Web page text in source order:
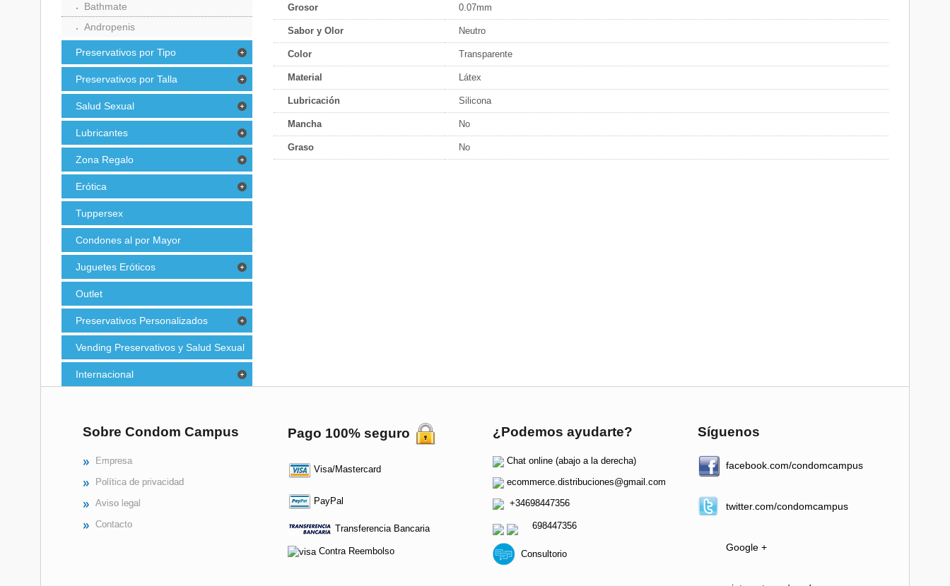
Bathmate
Andropenis
Preservativos por Tipo
Preservativos por Talla
Salud Sexual
Lubricantes
Zona Regalo
Erótica
Tuppersex
Condones al por Mayor
Juguetes Eróticos
Outlet
Preservativos Personalizados
Vending Preservativos y Salud Sexual
Internacional
Grosor 0.07mm
Sabor y Olor Neutro
Color Transparente
Material Látex
Lubricación Silicona
Mancha No
Graso No
Sobre Condom Campus
Empresa
Política de privacidad
Aviso legal
Contacto
Pago 100% seguro
Visa/Mastercard
PayPal
Transferencia Bancaria
Contra Reembolso
¿Podemos ayudarte?
Chat online (abajo a la derecha)
ecommerce.distribuciones@gmail.com
+34698447356
698447356
Consultorio
Síguenos
facebook.com/condomcampus
twitter.com/condomcampus
Google +